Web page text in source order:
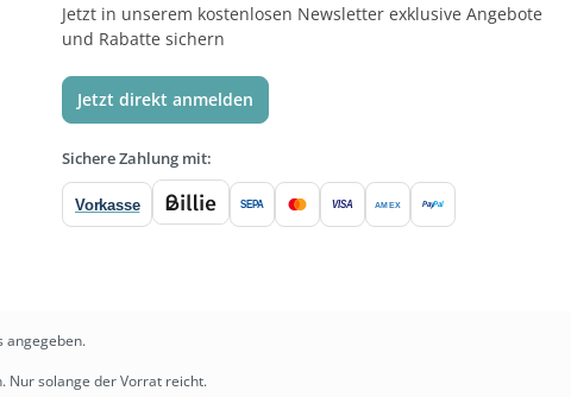
Jetzt in unserem kostenlosen Newsletter exklusive Angebote
und Rabatte sichern
Jetzt direkt anmelden
Sichere Zahlung mit:
Vorkasse SEPA VISA AMEX PayPal
angegeben.
Nur solange der Vorrat reicht.